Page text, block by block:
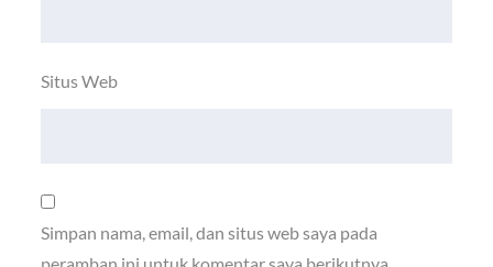
Situs Web
Simpan nama, email, dan situs web saya pada